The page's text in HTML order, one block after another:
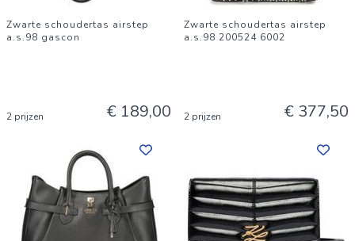
Zwarte schoudertas airstep
a.s.98 gascon
2 prijzen € 189,00
Zwarte schoudertas airstep
a.s.98 200524 6002
2 prijzen € 377,50